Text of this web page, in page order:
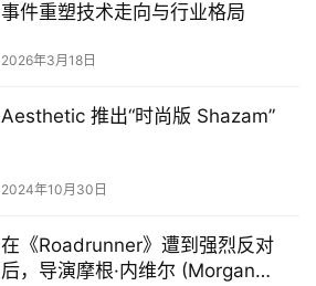
事件重塑技术走向与行业格局
2026年3月18日
Aesthetic 推出“时尚版 Shazam”
2024年10月30日
在《Roadrunner》遭到强烈反对
后，导演摩根·内维尔 (Morgan